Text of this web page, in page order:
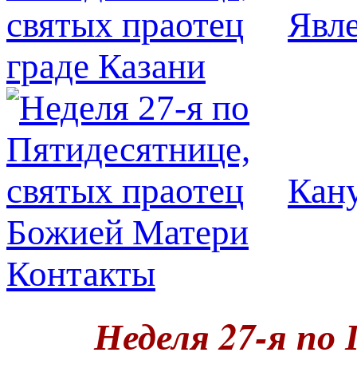
граде Казани
Божией Матери
Контакты
Неделя 27-я